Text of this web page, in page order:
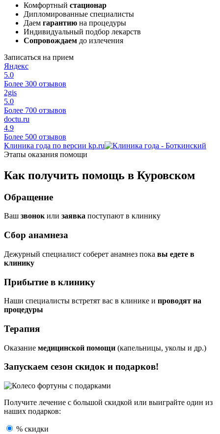
Комфортный стационар
Дипломированные специалисты
Даем гарантию на процедуры
Индивидуальный подбор лекарств
Сопровождаем до излечения
Записаться на прием
Яндекс
5.0
Более 300 отзывов
2gis
5.0
Более 700 отзывов
doctu.ru
4.9
Более 500 отзывов
Клиника года по версии kp.ru
Этапы оказания помощи
Как получить помощь в Куровском
Обращение
Ваш звонокили заявка поступают в клинику
Сбор анамнеза
Дежурный специалист соберет анамнез пока вы едете в
клинику
Прибытие в клинику
Наши специалисты встретят вас в клинике и проводят на
процедуры
Терапия
Оказание медицинской помощи (капельницы, уколы и др.)
Запускаем сезон скидок и подарков!
Получите лечение с большой скидкой или выиграйте один из
наших подарков:
% скидки